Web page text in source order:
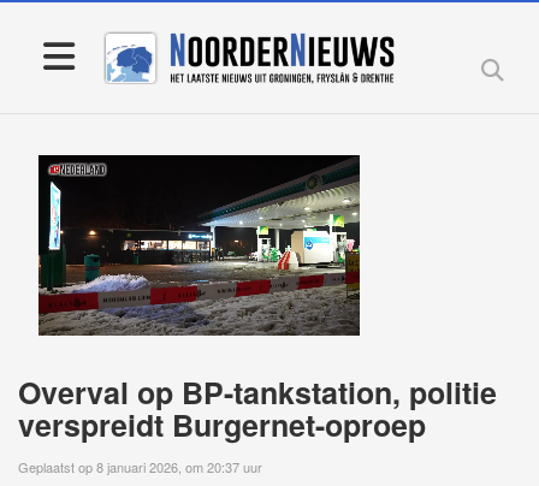
Overval op BP-tankstation, politie
verspreidt Burgernet-oproep
Geplaatst op 8 januari 2026, om 20:37 uur